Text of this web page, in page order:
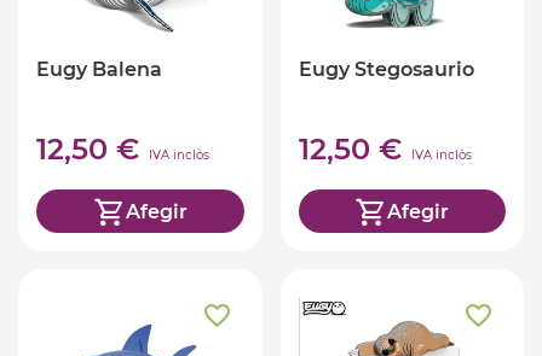
Eugy Balena
12,50 € IVA inclòs
Afegir
Eugy Stegosaurio
12,50 € IVA inclòs
Afegir